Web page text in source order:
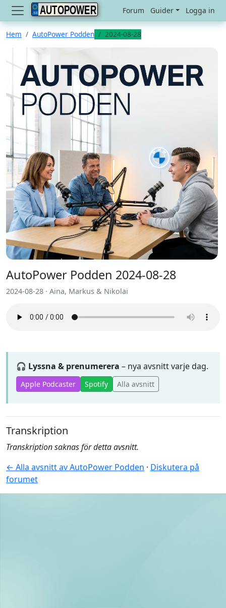
AUTOPOWER Forum Guider Logga in
Hem AutoPower Podden 2024-08-28
AutoPower Podden 2024-08-28
2024-08-28 · Aina, Markus & Nikolai
🎧 Lyssna & prenumerera – nya avsnitt varje dag.
Apple Podcaster Spotify Alla avsnitt
Transkription
Transkription saknas för detta avsnitt.
← Alla avsnitt av AutoPower Podden · Diskutera på
forumet